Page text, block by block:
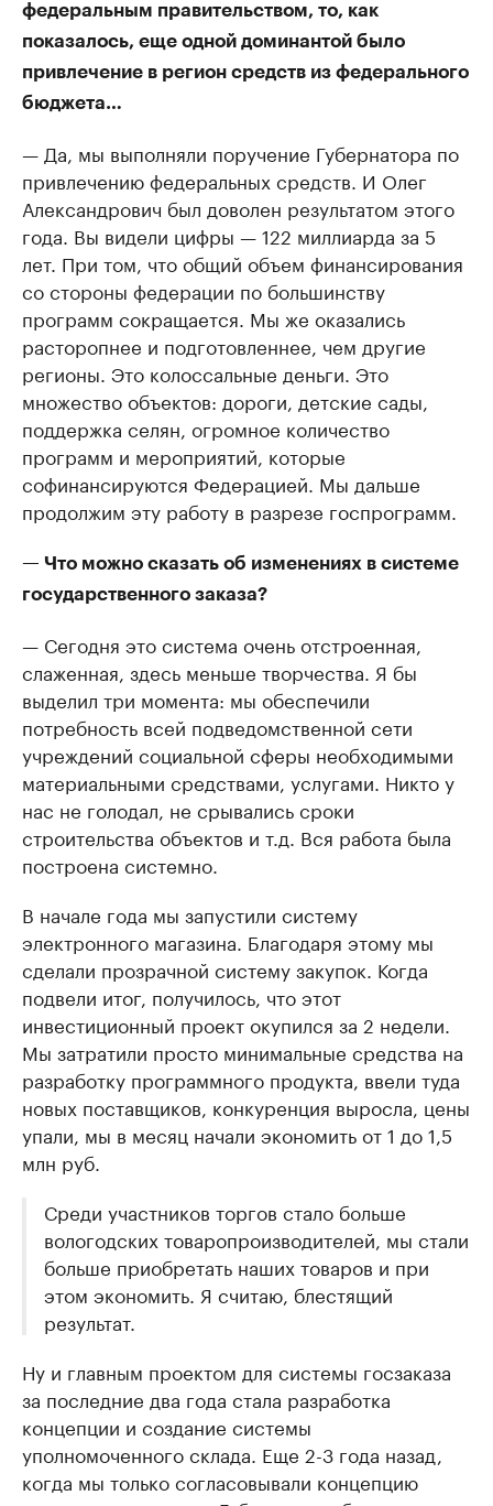
федеральным правительством, то, как
показалось, еще одной доминантой было
привлечение в регион средств из федерального
бюджета…
— Да, мы выполняли поручение Губернатора по
привлечению федеральных средств. И Олег
Александрович был доволен результатом этого
года. Вы видели цифры — 122 миллиарда за 5
лет. При том, что общий объем финансирования
со стороны федерации по большинству
программ сокращается. Мы же оказались
расторопнее и подготовленнее, чем другие
регионы. Это колоссальные деньги. Это
множество объектов: дороги, детские сады,
поддержка селян, огромное количество
программ и мероприятий, которые
софинансируются Федерацией. Мы дальше
продолжим эту работу в разрезе госпрограмм.
— Что можно сказать об изменениях в системе
государственного заказа?
— Сегодня это система очень отстроенная,
слаженная, здесь меньше творчества. Я бы
выделил три момента: мы обеспечили
потребность всей подведомственной сети
учреждений социальной сферы необходимыми
материальными средствами, услугами. Никто у
нас не голодал, не срывались сроки
строительства объектов и т.д. Вся работа была
построена системно.
В начале года мы запустили систему
электронного магазина. Благодаря этому мы
сделали прозрачной систему закупок. Когда
подвели итог, получилось, что этот
инвестиционный проект окупился за 2 недели.
Мы затратили просто минимальные средства на
разработку программного продукта, ввели туда
новых поставщиков, конкуренция выросла, цены
упали, мы в месяц начали экономить от 1 до 1,5
млн руб.
Среди участников торгов стало больше
вологодских товаропроизводителей, мы стали
больше приобретать наших товаров и при
этом экономить. Я считаю, блестящий
результат.
Ну и главным проектом для системы госзаказа
за последние два года стала разработка
концепции и создание системы
уполномоченного склада. Еще 2-3 года назад,
когда мы только согласовывали концепцию